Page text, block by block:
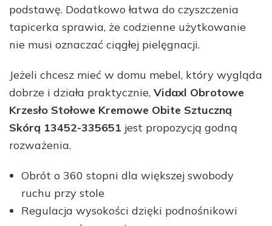
podstawę. Dodatkowo łatwa do czyszczenia
tapicerka sprawia, że codzienne użytkowanie
nie musi oznaczać ciągłej pielęgnacji.
Jeżeli chcesz mieć w domu mebel, który wygląda
dobrze i działa praktycznie, Vidaxl Obrotowe
Krzesło Stołowe Kremowe Obite Sztuczną
Skórą 13452-335651 jest propozycją godną
rozważenia.
Obrót o 360 stopni dla większej swobody
ruchu przy stole
Regulacja wysokości dzięki podnośnikowi